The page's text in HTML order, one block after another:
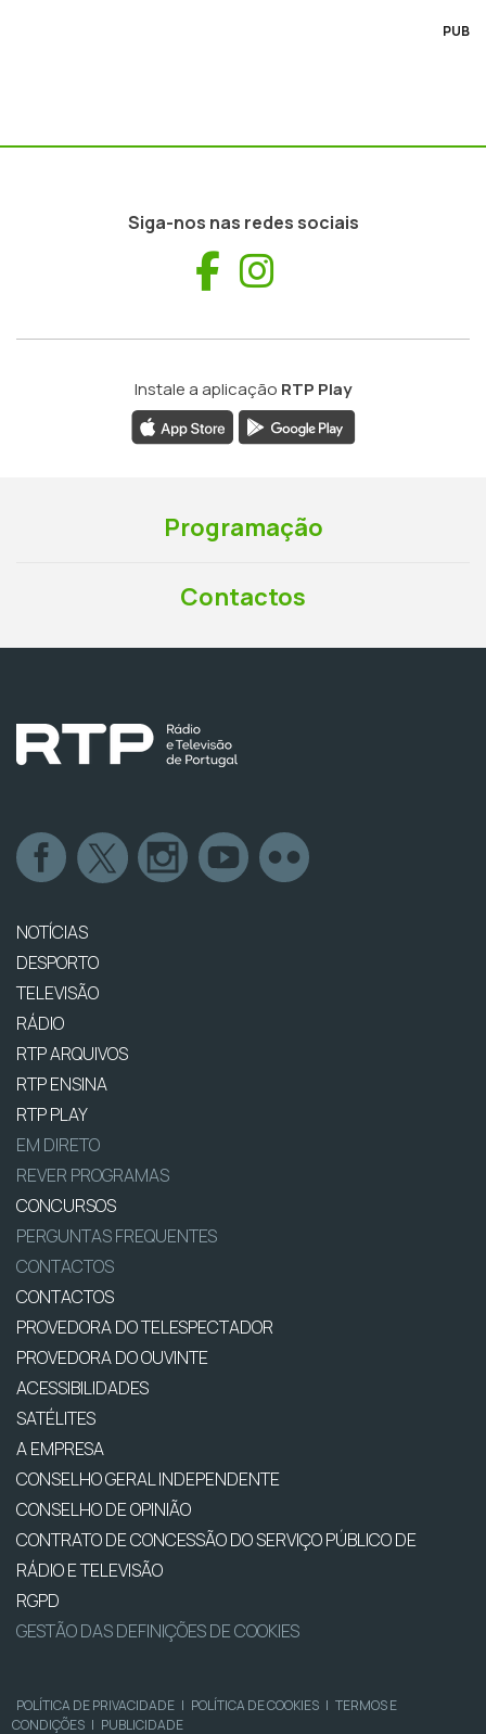
PUB
Siga-nos nas redes sociais
Facebook
Instale a aplicação RTP Play
Programação
Contactos
NOTÍCIAS
DESPORTO
TELEVISÃO
RÁDIO
RTP ARQUIVOS
RTP ENSINA
RTP PLAY
EM DIRETO
REVER PROGRAMAS
CONCURSOS
PERGUNTAS FREQUENTES
CONTACTOS
CONTACTOS
PROVEDORA DO TELESPECTADOR
PROVEDORA DO OUVINTE
ACESSIBILIDADES
SATÉLITES
A EMPRESA
CONSELHO GERAL INDEPENDENTE
CONSELHO DE OPINIÃO
CONTRATO DE CONCESSÃO DO SERVIÇO PÚBLICO DE
RÁDIO E TELEVISÃO
RGPD
GESTÃO DAS DEFINIÇÕES DE COOKIES
POLÍTICA DE PRIVACIDADE | POLÍTICA DE COOKIES | TERMOS E
CONDIÇÕES | PUBLICIDADE